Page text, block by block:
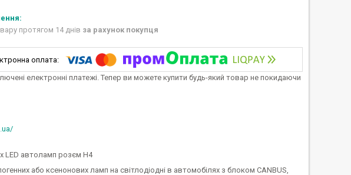
протягом 14 днів за рахунок покупця
електронні платежі. Тепер ви можете купити будь-який товар не покидаючи
LED автоламп розєм Н4
або ксенонових ламп на світлодіодні в автомобілях з блоком CANBUS,